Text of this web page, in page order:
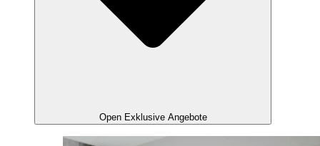
Open Exklusive Angebote